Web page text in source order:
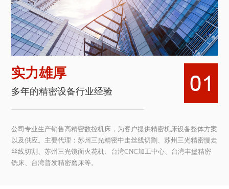
实力雄厚
多年的精密设备行业经验
公司专业生产销售高精密数控机床，为客户提供精密机床设备整体方案
以及供应。主要代理：苏州三光精密中走丝线切割、苏州三光精密慢走
丝线切割、苏州三光镜面火花机、台湾CNC加工中心、台湾丰堡精密
铣床、台湾普发精密磨床等。